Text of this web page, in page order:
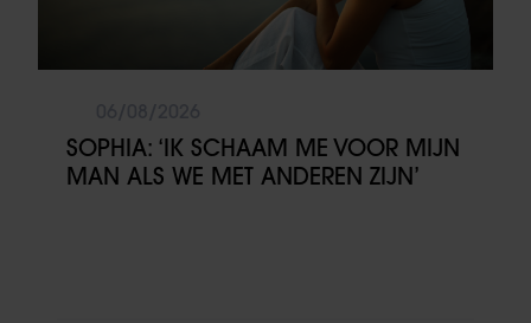
SOPHIA: ‘IK SCHAAM ME VOOR MIJN
MAN ALS WE MET ANDEREN ZIJN’